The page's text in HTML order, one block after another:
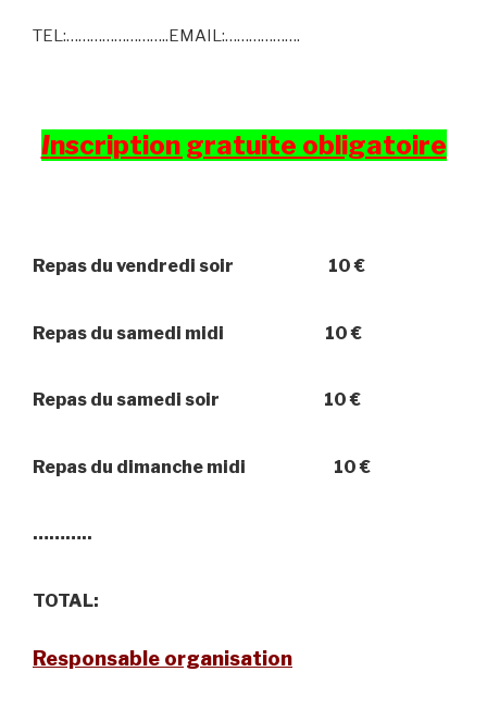
TEL:……………………..EMAIL:……………….
Inscription gratuite obligatoire
Repas du vendredi soir 10 €
Repas du samedi midi 10 €
Repas du samedi soir 10 €
Repas du dimanche midi 10 €
………..
TOTAL:
Responsable organisation